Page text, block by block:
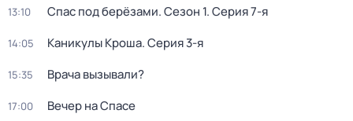
13:10 Спас под берёзами. Сезон 1. Серия 7-я
14:05 Каникулы Кроша. Серия 3-я
15:35 Врача вызывали?
17:00 Вечер на Спасе